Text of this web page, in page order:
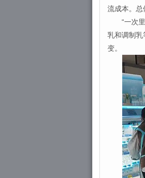
流成本。总
“一次里
乳和调制乳
变。